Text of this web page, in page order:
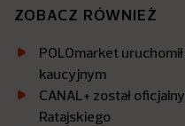
ZOBACZ RÓWNIEŻ
POLOmarket
kaucyjnym
CANAL+ został
Ratajskiego